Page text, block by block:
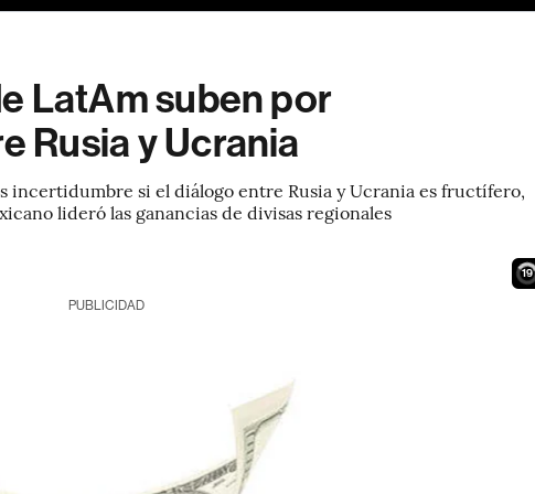
LatAm suben por
Rusia y Ucrania
incertidumbre si el diálogo entre Rusia y Ucrania es fructífero,
lideró las ganancias de divisas regionales
18
PUBLICIDAD